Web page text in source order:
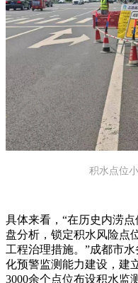
积水点位
具体来看，“在历史内涝
盘分析，锁定积水风险点
工程治理措施。”成都市
化预警监测能力建设，建
3000余个点位布设积水监